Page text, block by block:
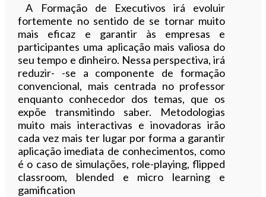
A Formação de Executivos irá evoluir
fortemente no sentido de se tornar muito
mais eficaz e garantir às empresas e
participantes uma aplicação mais valiosa do
seu tempo e dinheiro. Nessa perspectiva, irá
reduzir- -se a componente de formação
convencional, mais centrada no professor
enquanto conhecedor dos temas, que os
expõe transmitindo saber. Metodologias
muito mais interactivas e inovadoras irão
cada vez mais ter lugar por forma a garantir
aplicação imediata de conhecimentos, como
é o caso de simulações, role-playing, flipped
classroom, blended e micro learning e
gamification